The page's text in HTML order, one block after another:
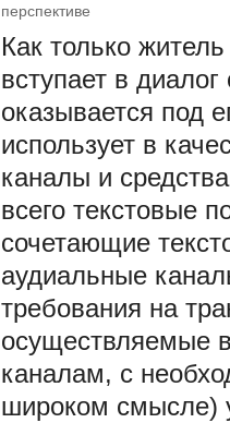
перспективе
Как только
вступает в
оказывается под
использует в
каналы и
всего текстовые
сочетающие
аудиальные
требования на
осуществляемые
каналам, с
широком смысле)